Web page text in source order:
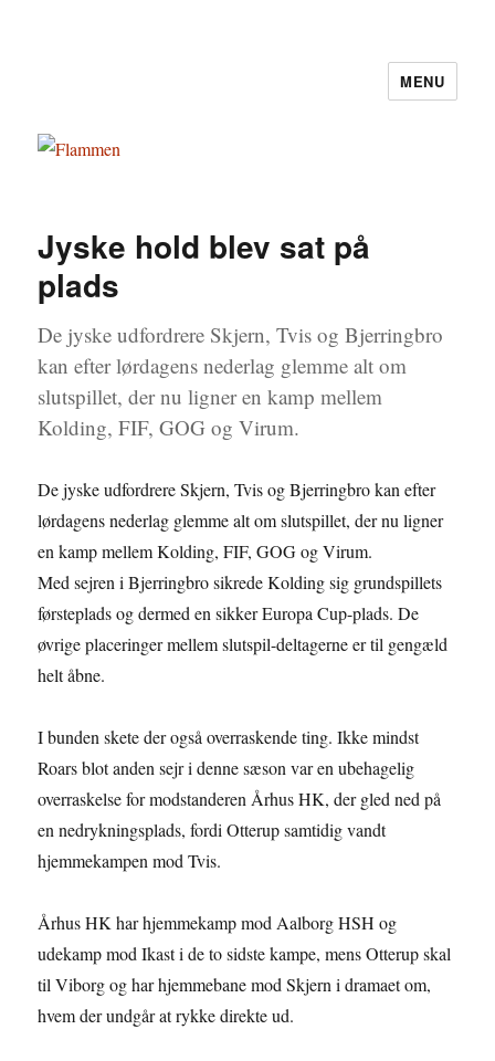
MENU
Jyske hold blev sat på
plads
De jyske udfordrere Skjern, Tvis og Bjerringbro
kan efter lørdagens nederlag glemme alt om
slutspillet, der nu ligner en kamp mellem
Kolding, FIF, GOG og Virum.
De jyske udfordrere Skjern, Tvis og Bjerringbro kan efter
lørdagens nederlag glemme alt om slutspillet, der nu ligner
en kamp mellem Kolding, FIF, GOG og Virum.
Med sejren i Bjerringbro sikrede Kolding sig grundspillets
førsteplads og dermed en sikker Europa Cup-plads. De
øvrige placeringer mellem slutspil-deltagerne er til gengæld
helt åbne.
I bunden skete der også overraskende ting. Ikke mindst
Roars blot anden sejr i denne sæson var en ubehagelig
overraskelse for modstanderen Århus HK, der gled ned på
en nedrykningsplads, fordi Otterup samtidig vandt
hjemmekampen mod Tvis.
Århus HK har hjemmekamp mod Aalborg HSH og
udekamp mod Ikast i de to sidste kampe, mens Otterup skal
til Viborg og har hjemmebane mod Skjern i dramaet om,
hvem der undgår at rykke direkte ud.